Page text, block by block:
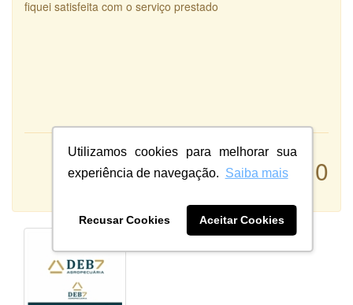
Utilizamos cookies para melhorar sua
experiência de navegação. Saiba mais
Recusar Cookies Aceitar Cookies
fiquei satisfeita com o serviço prestado
10
Atendimento:
Qualidade: